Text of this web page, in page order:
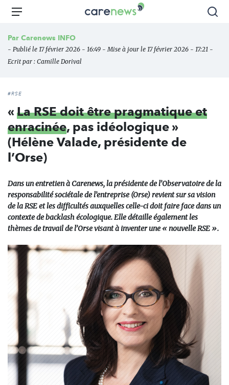
Aller
principal
Carenews,
des
Menu
Par Carenews INFO
- Publié le 17 février 2026 - 16:49 - Mise à jour le 17 février 2026 - 17:21 -
Ecrit par : Camille Dorival
#RSE
« La RSE doit être pragmatique et
enracinée, pas idéologique »
(Hélène Valade, présidente de
l’Orse)
Dans un entretien à Carenews, la présidente de l’Observatoire de la
responsabilité sociétale de l’entreprise (Orse) revient sur sa vision
de la RSE et les difficultés auxquelles celle-ci doit faire face dans un
contexte de backlash écologique. Elle détaille également les
thèmes de travail de l’Orse visant à inventer une « nouvelle RSE ».